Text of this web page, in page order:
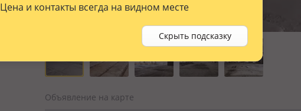
Цена и контакты всегда на видном месте
Скрыть подсказку
Объявление на карте